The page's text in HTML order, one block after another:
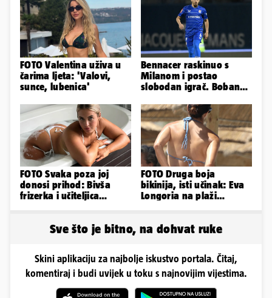
FOTO Valentina uživa u
čarima ljeta: 'Valovi,
sunce, lubenica'
Bennacer raskinuo s
Milanom i postao
slobodan igrač. Boban
Dinamu
FOTO Svaka poza joj
donosi prihod: Bivša
frizerka i učiteljica
FOTO Druga boja
bikinija, isti učinak: Eva
Longoria na plaži
Sve što je bitno, na dohvat ruke
Skini aplikaciju za najbolje iskustvo portala. Čitaj,
komentiraj i budi uvijek u toku s najnovijim vijestima.